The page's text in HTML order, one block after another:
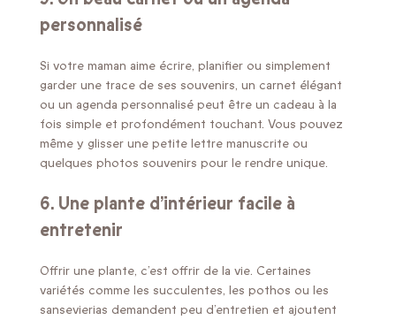
personnalisé
Si votre maman aime écrire, planifier ou simplement
garder une trace de ses souvenirs, un carnet élégant
ou un agenda personnalisé peut être un cadeau à la
fois simple et profondément touchant. Vous pouvez
même y glisser une petite lettre manuscrite ou
quelques photos souvenirs pour le rendre unique.
6. Une plante d’intérieur facile à
entretenir
Offrir une plante, c’est offrir de la vie. Certaines
variétés comme les succulentes, les pothos ou les
sansevierias demandent peu d’entretien et ajoutent